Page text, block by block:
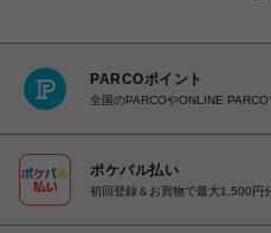
PARCOポイント
全国のPARCOやONLINE
ポケパル払い
初回登録＆お買物で最大1,500円